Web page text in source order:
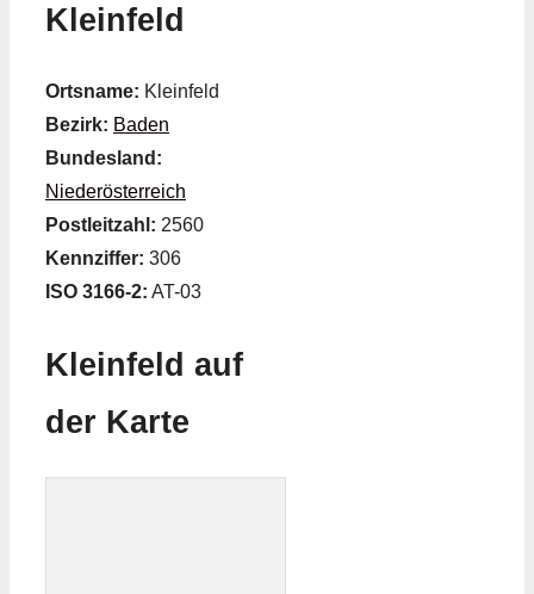
Kleinfeld
Ortsname: Kleinfeld
Bezirk: Baden
Bundesland:
Niederösterreich
Postleitzahl: 2560
Kennziffer: 306
ISO 3166-2: AT-03
Kleinfeld auf
der Karte